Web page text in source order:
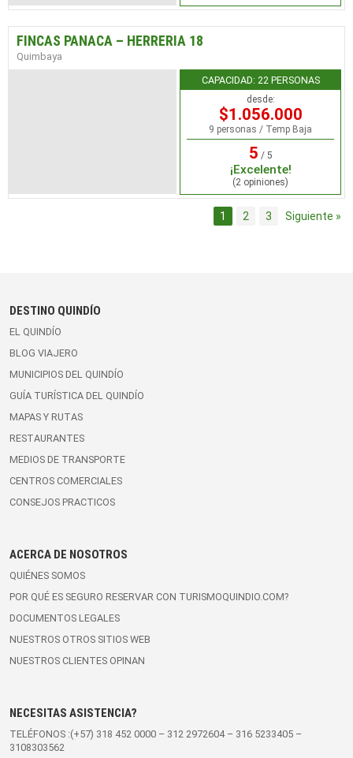
FINCAS PANACA – HERRERIA 18
Quimbaya
CAPACIDAD: 22 PERSONAS
desde:
$1.056.000
9 personas / Temp Baja
5 / 5
¡Excelente!
(2 opiniones)
1 2 3 Siguiente »
DESTINO QUINDÍO
EL QUINDÍO
BLOG VIAJERO
MUNICIPIOS DEL QUINDÍO
GUÍA TURÍSTICA DEL QUINDÍO
MAPAS Y RUTAS
RESTAURANTES
MEDIOS DE TRANSPORTE
CENTROS COMERCIALES
CONSEJOS PRACTICOS
ACERCA DE NOSOTROS
QUIÉNES SOMOS
POR QUÉ ES SEGURO RESERVAR CON TURISMOQUINDIO.COM?
DOCUMENTOS LEGALES
NUESTROS OTROS SITIOS WEB
NUESTROS CLIENTES OPINAN
NECESITAS ASISTENCIA?
TELÉFONOS :(+57) 318 452 0000 – 312 2972604– 316 5233405 –
3108303562